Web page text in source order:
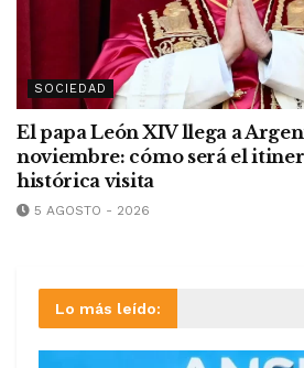
SOCIEDAD
El papa León XIV llega a
noviembre: cómo será el
histórica visita
5 AGOSTO - 2026
Lo más leído: